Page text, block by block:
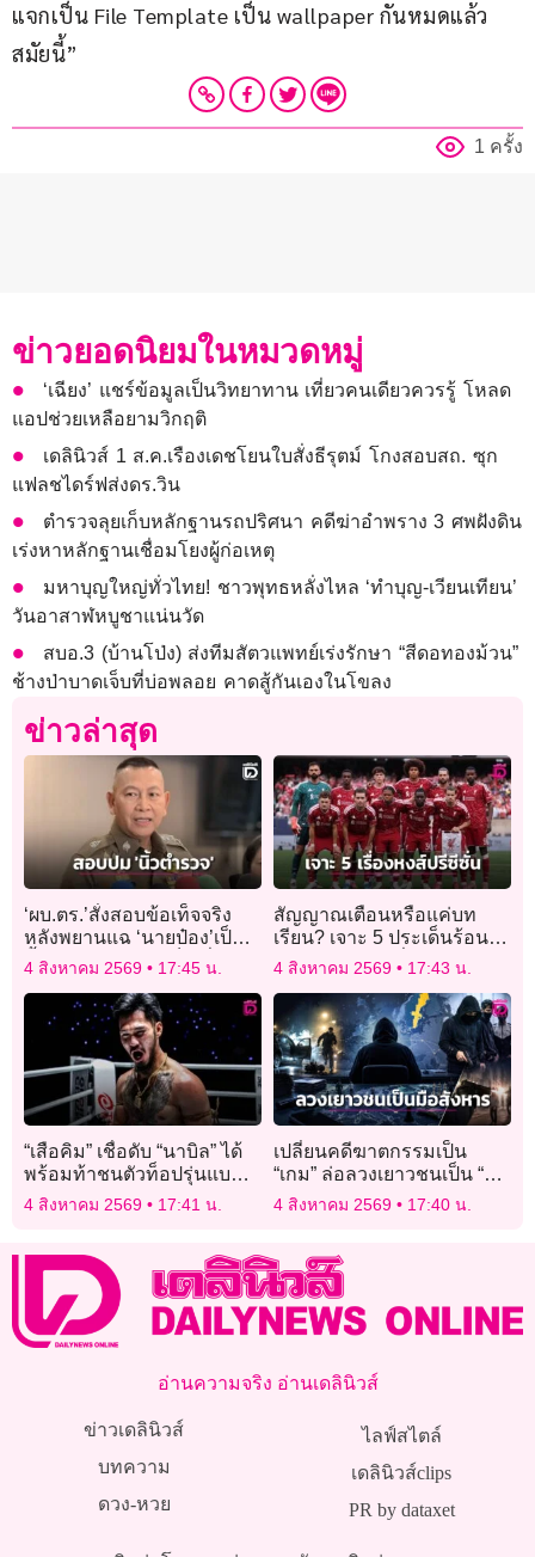
แจกเป็น File Template เป็น wallpaper กันหมดแล้ว
สมัยนี้”
1 ครั้ง
ข่าวยอดนิยมในหมวดหมู่
‘เฉียง’ แชร์ข้อมูลเป็นวิทยาทาน เที่ยวคนเดียวควรรู้ โหลด
แอปช่วยเหลือยามวิกฤติ
เดลินิวส์ 1 ส.ค.เรืองเดชโยนใบสั่งธีรุตม์ โกงสอบสถ. ซุก
แฟลชไดร์ฟส่งดร.วิน
ตำรวจลุยเก็บหลักฐานรถปริศนา คดีฆ่าอำพราง 3 ศพฝังดิน
เร่งหาหลักฐานเชื่อมโยงผู้ก่อเหตุ
มหาบุญใหญ่ทั่วไทย! ชาวพุทธหลั่งไหล ‘ทำบุญ-เวียนเทียน’
วันอาสาฬหบูชาแน่นวัด
สบอ.3 (บ้านโป่ง) ส่งทีมสัตวแพทย์เร่งรักษา “สีดอทองม้วน”
ช้างป่าบาดเจ็บที่บ่อพลอย คาดสู้กันเองในโขลง
ข่าวล่าสุด
‘ผบ.ตร.’สั่งสอบข้อเท็จจริง
หลังพยานแฉ ‘นายป๋อง’เป็น
นิ้วตำรวจ รับหากเป็นเรื่อง
เกษียณแล้ว’
4 สิงหาคม 2569 17:45 น.
สัญญาณเตือนหรือแค่บท
เรียน? เจาะ 5 ประเด็นร้อน
จากแคมป์ปรีซีซั่น “หงส์แดง”
4 สิงหาคม 2569 17:43 น.
“เสือคิม” เชื่อดับ “นาบิล” ได้
พร้อมท้าชนตัวท็อปรุ่นแบน
ตัมเวตทุกคน
4 สิงหาคม 2569 17:41 น.
เปลี่ยนคดีฆาตกรรมเป็น
“เกม” ล่อลวงเยาวชนเป็น “มือ
สังหาร”
4 สิงหาคม 2569 17:40 น.
อ่านความจริง อ่านเดลินิวส์
ข่าวเดลินิวส์
บทความ
ดวง-หวย
ไลฟ์สไตล์
เดลินิวส์clips
PR by dataxet